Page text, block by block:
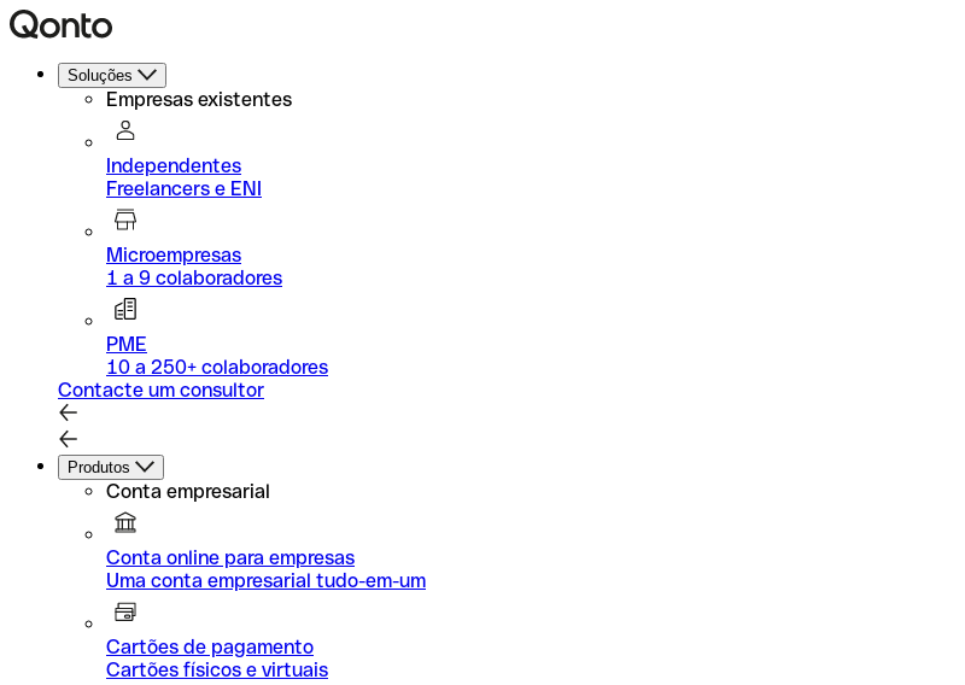
Soluções
Empresas existentes
Independentes
Freelancers e ENI
Microempresas
1 a 9 colaboradores
PME
10 a 250+ colaboradores
Contacte um consultor
Produtos
Conta empresarial
Conta online para empresas
Uma conta empresarial tudo-em-um
Cartões de pagamento
Cartões físicos e virtuais